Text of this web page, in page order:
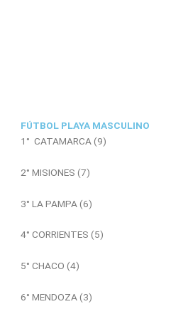
FÚTBOL PLAYA MASCULINO
1° CATAMARCA (9)
2° MISIONES (7)
3° LA PAMPA (6)
4° CORRIENTES (5)
5° CHACO (4)
6° MENDOZA (3)